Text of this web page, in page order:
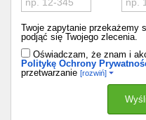
Twoje zapytanie przekażemy
podjąć się Twojego zlecenia.
Oświadczam, że znam i
Politykę Ochrony
przetwarzanie [rozwiń]